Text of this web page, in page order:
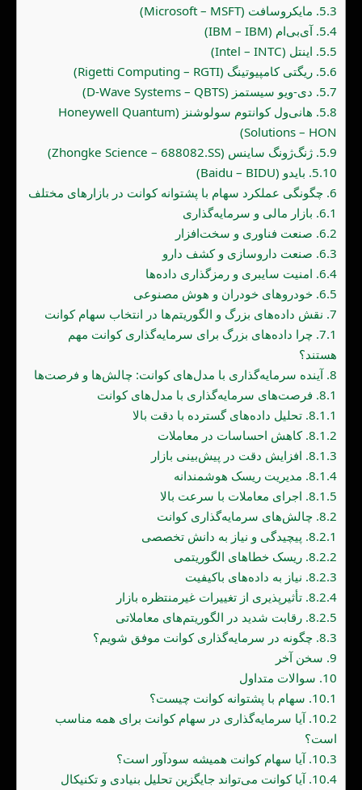
5.3. مایکروسافت (Microsoft – MSFT)
5.4. آی‌بی‌ام (IBM – IBM)
5.5. اینتل (Intel – INTC)
5.6. ریگتی کامپیوتینگ (Rigetti Computing – RGTI)
5.7. دی-ویو سیستمز (D-Wave Systems – QBTS)
5.8.
هانی‌ول کوانتوم سولوشنز (Honeywell Quantum
Solutions – HON)
5.9. ژنگ‌ژونگ ساینس (Zhongke Science – 688082.SS)
5.10. بایدو (Baidu – BIDU)
6. چگونگی عملکرد سهام با پشتوانه کوانت در بازارهای مختلف
6.1. بازار مالی و سرمایه‌گذاری
6.2. صنعت فناوری و سخت‌افزار
6.3. صنعت داروسازی و کشف دارو
6.4. امنیت سایبری و رمزگذاری داده‌ها
6.5. خودروهای خودران و هوش مصنوعی
7. نقش داده‌های بزرگ و الگوریتم‌ها در انتخاب سهام کوانت
7.1. چرا داده‌های بزرگ برای سرمایه‌گذاری کوانت مهم
هستند؟
8. آینده سرمایه‌گذاری با مدل‌های کوانت: چالش‌ها و فرصت‌ها
8.1. فرصت‌های سرمایه‌گذاری با مدل‌های کوانت
8.1.1. تحلیل داده‌های گسترده با دقت بالا
8.1.2. کاهش احساسات در معاملات
8.1.3. افزایش دقت در پیش‌بینی بازار
8.1.4. مدیریت ریسک هوشمندانه
8.1.5. اجرای معاملات با سرعت بالا
8.2. چالش‌های سرمایه‌گذاری کوانت
8.2.1. پیچیدگی و نیاز به دانش تخصصی
8.2.2. ریسک خطاهای الگوریتمی
8.2.3. نیاز به داده‌های باکیفیت
8.2.4. تأثیرپذیری از تغییرات غیرمنتظره بازار
8.2.5. رقابت شدید در الگوریتم‌های معاملاتی
8.3. چگونه در سرمایه‌گذاری کوانت موفق شویم؟
9. سخن آخر
10. سوالات متداول
10.1. سهام با پشتوانه کوانت چیست؟
10.2. آیا سرمایه‌گذاری در سهام کوانت برای همه مناسب
است؟
10.3. آیا سهام کوانت همیشه سودآور است؟
10.4. آیا کوانت می‌تواند جایگزین تحلیل بنیادی و تکنیکال